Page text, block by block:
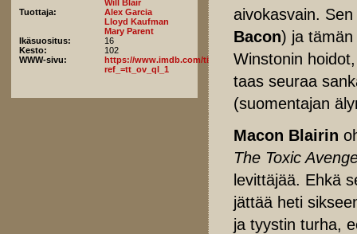
Will Blair
Tuottaja:
Alex Garcia
Lloyd Kaufman
Mary Parent
Ikäsuositus:
16
Kesto:
102
WWW-sivu:
https://www.imdb.com/title/tt1633359/fullcredits/?
ref_=tt_ov_ql_1
aivokasvain.
Bacon) ja
Winstonin
taas seuraa
(suomentajan
Macon Blairin
The Toxic
levittäjää. Ehkä
jättää heti
ja tyystin turha,